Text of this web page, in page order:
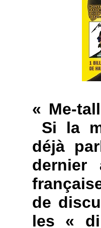
« Me-
Si la
déjà
dernier
de
les «